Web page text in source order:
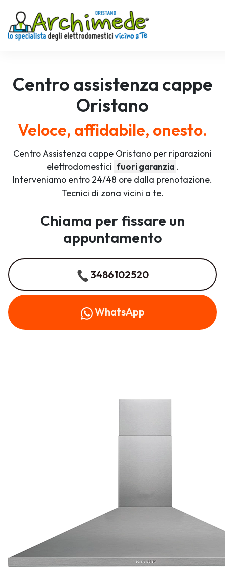
Centro assistenza cappe
Oristano
Veloce, affidabile, onesto.
Centro Assistenza cappe Oristano per riparazioni
elettrodomestici fuori garanzia .
Interveniamo entro 24/48 ore dalla prenotazione.
Tecnici di zona vicini a te.
Chiama per fissare un
appuntamento
3486102520
WhatsApp